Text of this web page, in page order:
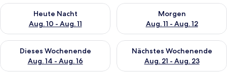
Heute Nacht
Aug. 10 - Aug. 11
Überprüfe die Verfügbarkeit für heute Nacht, Aug. 10 - Aug.
Morgen
Aug. 11 - Aug. 12
Überprüfe die Verfügbarkeit
Dieses Wochenende
Aug. 14 - Aug. 16
Überprüfe die Verfügbarkeit für dieses Wochenende, Aug. 14
Nächstes Wochenende
Aug. 21 - Aug. 23
Überprüfe die Verfügbarkeit